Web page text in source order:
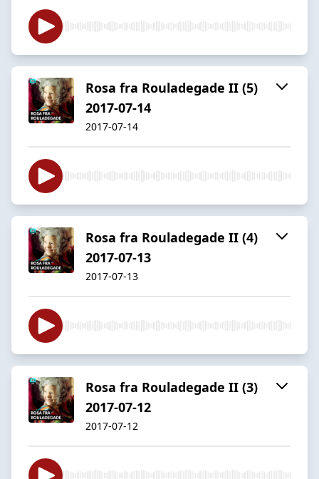
Rosa fra Rouladegade II (5)
2017-07-14
2017-07-14
Rosa fra Rouladegade II (4)
2017-07-13
2017-07-13
Rosa fra Rouladegade II (3)
2017-07-12
2017-07-12